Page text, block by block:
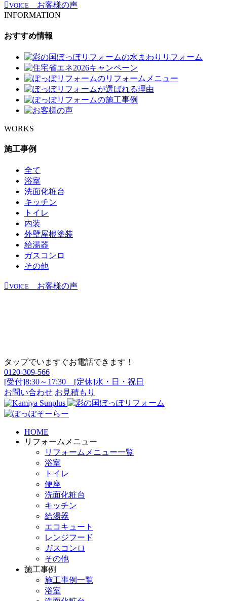
VOICE
お客様の声
INFORMATION
おすすめ情報
WORKS
施工事例
全て
浴室
洗面化粧台
キッチン
トイレ
内装
外壁屋根塗装
給湯器
ガスコンロ
その他
VOICE お客様の声
タップでいますぐお電話できます！
0120-309-566
[受付]8:30～17:30 [定休]水・日・祝日
お問い合わせ お見積もり
HOME
リフォームメニュー
リフォームメニュー一覧
浴室
トイレ
便座
洗面化粧台
キッチン
給湯器
エコキュート
レンジフード
ガスコンロ
その他
施工事例
施工事例一覧
浴室